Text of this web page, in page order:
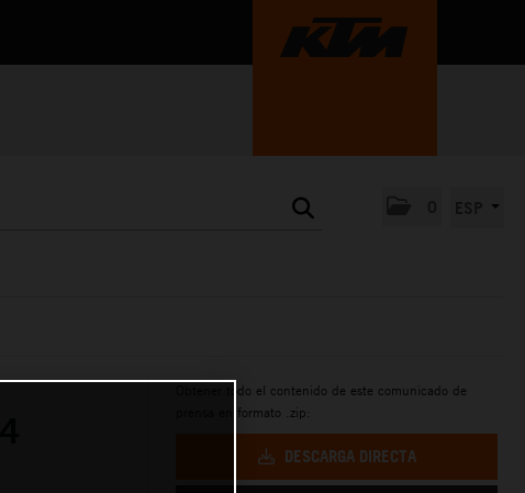
Obtener todo el contenido de este comunicado de
prensa en formato .zip:
DESCARGA DIRECTA